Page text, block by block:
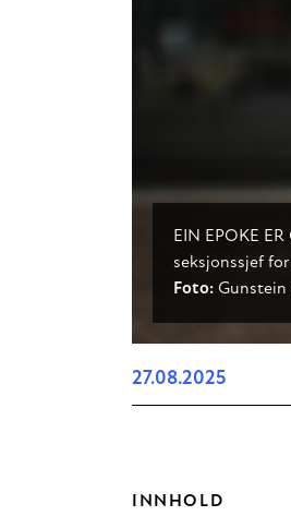
EIN EPOKE
seksjonssjef
Foto: Gunstein
27.08.2025
INNHOLD